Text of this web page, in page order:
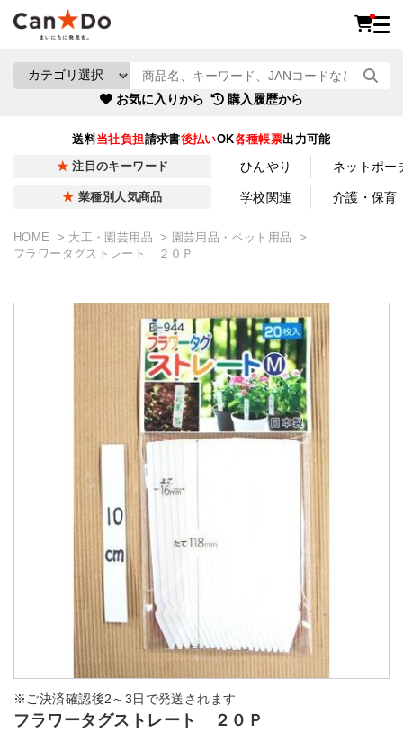
お気に入りから 購入履歴から
送料当社負担請求書後払いOK各種帳票出力可能
注目のキーワード ひんやり ネットポー
業種別人気商品 学校関連 介護・保育
HOME 大工・園芸用品
園芸用品・ペット用品
フラワータグストレート ２０Ｐ
※ご決済確認後2～3日で発送されます
フラワータグストレート ２０Ｐ